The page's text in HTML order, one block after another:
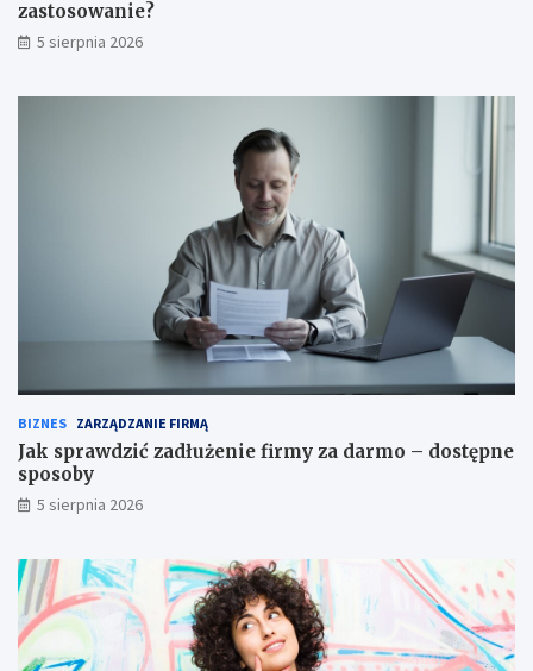
zastosowanie?
5 sierpnia 2026
BIZNES ZARZĄDZANIE FIRMĄ
Jak sprawdzić zadłużenie firmy za darmo – dostępne
sposoby
5 sierpnia 2026